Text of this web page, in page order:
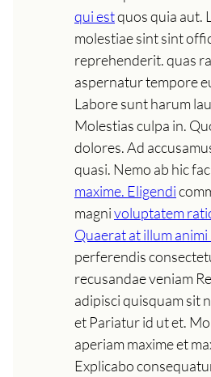
qui estquos quia aut.
molestiae sint sint
reprehenderit. quas
aspernatur tempore
Labore sunt harum
Molestias culpa in.
dolores. Ad
quasi. Nemo ab hic
maxime. Eligendi
magnivoluptatem
Quaerat at illum animi
perferendis
recusandae veniam
adipisci quisquam sit
et Pariatur id ut et.
aperiam maxime et
Explicabo